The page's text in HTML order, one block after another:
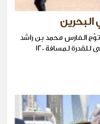
البحرين
الفارس محمد بن راشد
آل مكتوم بطل كأس الخليج الاولى للقدرة لمسافة 120